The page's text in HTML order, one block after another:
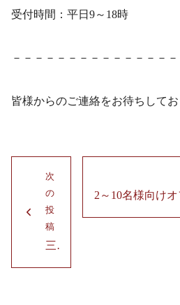
受付時間：平日9～18時
－－－－－－－－－－－－－－
皆様からのご連絡をお待ちして
ー
去
2～10名様向け
次
の
投
稿
三軒茶屋オフィスのご案内！